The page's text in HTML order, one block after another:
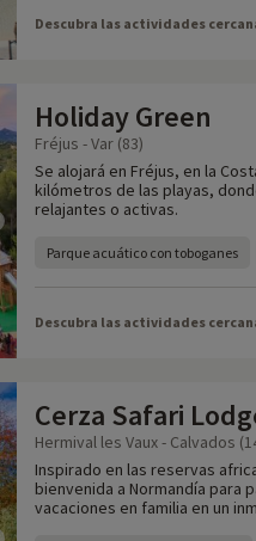
Descubra las actividades
Holiday Green
Fréjus - Var (83)
Se alojará en Fréjus, en la
kilómetros de las playas,
relajantes o activas.
Parque acuático con toboganes
Descubra las actividades
Cerza Safari
Hermival les Vaux - Calvados
Inspirado en las reservas
bienvenida a Normandía para
vacaciones en familia en un